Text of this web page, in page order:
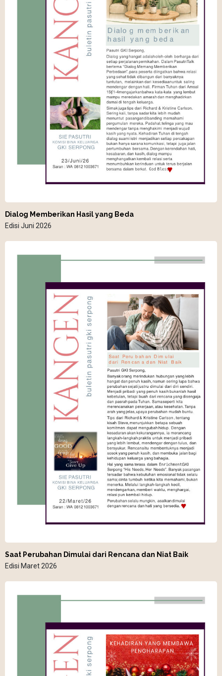
Dialog Memberikan Hasil yang Beda
Edisi Juni 2026
Saat Perubahan Dimulai dari Rencana dan Niat Baik
Edisi Maret 2026